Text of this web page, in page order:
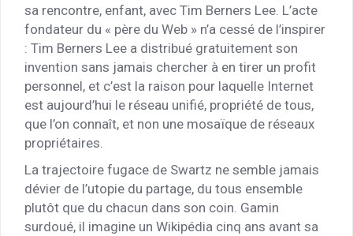
sa rencontre, enfant, avec Tim Berners Lee. L’acte
fondateur du « père du Web » n’a cessé de l’inspirer
: Tim Berners Lee a distribué gratuitement son
invention sans jamais chercher à en tirer un profit
personnel, et c’est la raison pour laquelle Internet
est aujourd’hui le réseau unifié, propriété de tous,
que l’on connaît, et non une mosaïque de réseaux
propriétaires.
La trajectoire fugace de Swartz ne semble jamais
dévier de l’utopie du partage, du tous ensemble
plutôt que du chacun dans son coin. Gamin
surdoué, il imagine un Wikipédia cinq ans avant sa